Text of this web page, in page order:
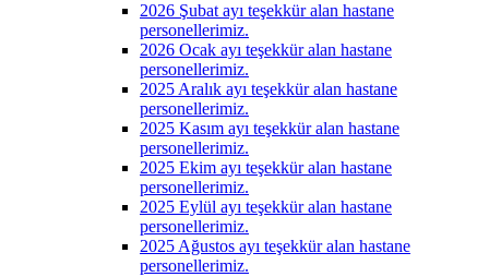
2026 Şubat ayı teşekkür alan hastane
personellerimiz.
2026 Ocak ayı teşekkür alan hastane
personellerimiz.
2025 Aralık ayı teşekkür alan hastane
personellerimiz.
2025 Kasım ayı teşekkür alan hastane
personellerimiz.
2025 Ekim ayı teşekkür alan hastane
personellerimiz.
2025 Eylül ayı teşekkür alan hastane
personellerimiz.
2025 Ağustos ayı teşekkür alan hastane
personellerimiz.